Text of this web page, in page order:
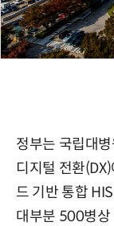
정부는 국립대
디지털 전환
드 기반 통합
대부분 500병상